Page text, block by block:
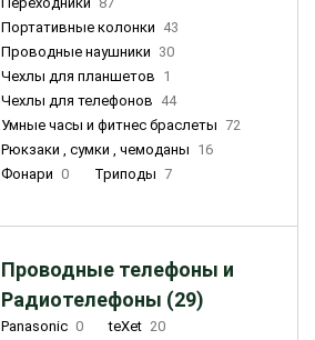
Портативные колонки 43
Проводные наушники 30
Чехлы для планшетов 1
Чехлы для телефонов 44
Умные часы и фитнес браслеты 72
Рюкзаки , сумки , чемоданы 16
Фонари 0 Триподы 7
Проводные телефоны и
Радиотелефоны (29)
Panasonic 0 teXet 20